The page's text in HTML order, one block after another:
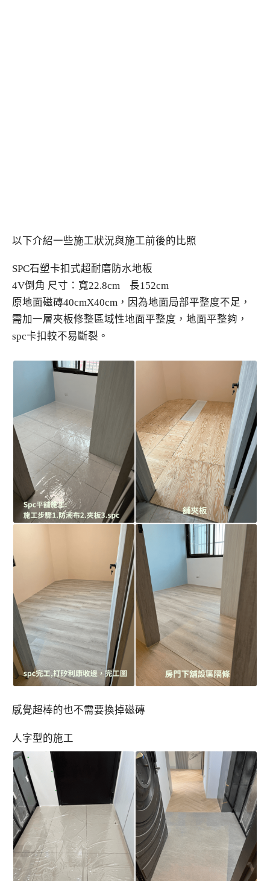
以下介紹一些施工狀況與施工前後的比照
SPC石塑卡扣式超耐磨防水地板
4V倒角 尺寸：寬22.8cm 長152cm
原地面磁磚40cmX40cm，因為地面局部平整度不足，
需加一層夾板修整區域性地面平整度，地面平整夠，
spc卡扣較不易斷裂。
感覺超棒的也不需要換掉磁磚
人字型的施工